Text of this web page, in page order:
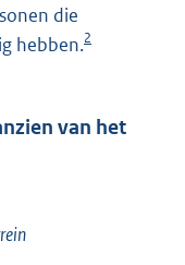
die
hebben.2
van het